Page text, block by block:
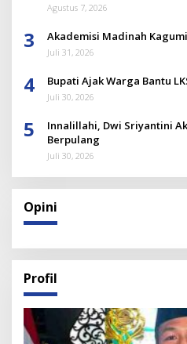
Agustus 7, 2026
3 Akademisi Madinah
Juli 31, 2026
4 Bupati Ajak Warga Bantu
Juli 30, 2026
5
Innalillahi, Dwi Sriyantini
Berpulang
Juli 30, 2026
Opini
Profil